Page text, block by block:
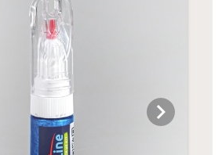
chevron_right